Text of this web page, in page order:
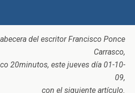
del escritor Francisco Ponce
Carrasco,
20minutos, este jueves día 01-10-
09,
con el siguiente artículo.